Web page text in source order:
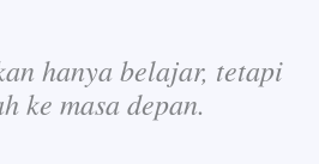
hanya belajar, tetapi
ke masa depan.